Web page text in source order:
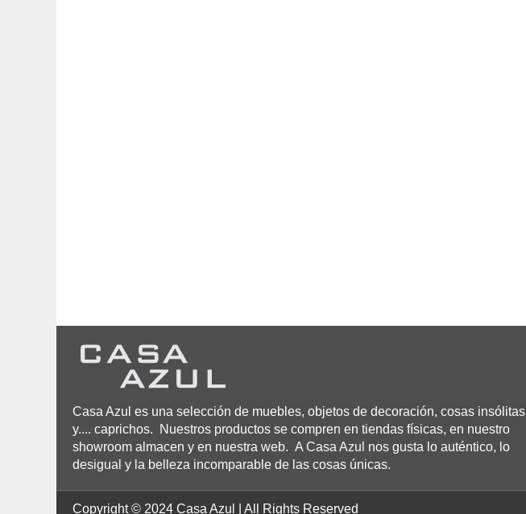
Casa Azul es una selección de muebles, objetos de decoración, cosas insólitas
y.... caprichos. Nuestros productos se compren en tiendas físicas, en nuestro
showroom almacen y en nuestra web. A Casa Azul nos gusta lo auténtico, lo
desigual y la belleza incomparable de las cosas únicas.
Copyright © 2024 Casa Azul | All Rights Reserved